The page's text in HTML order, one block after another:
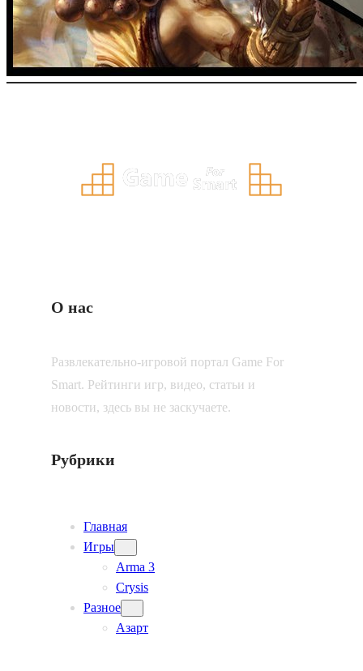
О нас
Развлекательно-игровой портал Game For
Smart. Рейтинги игр, видео, статьи и
новости, здесь вы не заскучаете.
Рубрики
Главная
Игры
Arma 3
Crysis
Разное
Азарт